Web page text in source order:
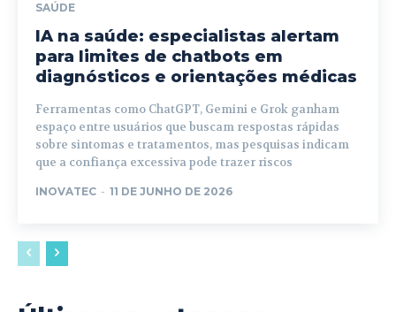
SAÚDE
IA na saúde: especialistas alertam
para limites de chatbots em
diagnósticos e orientações médicas
Ferramentas como ChatGPT, Gemini e Grok ganham
espaço entre usuários que buscam respostas rápidas
sobre sintomas e tratamentos, mas pesquisas indicam
que a confiança excessiva pode trazer riscos
INOVATEC - 11 DE JUNHO DE 2026